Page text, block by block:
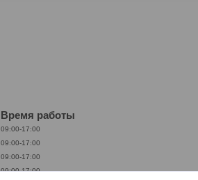
Время работы
09:00-17:00
09:00-17:00
09:00-17:00
09:00-17:00